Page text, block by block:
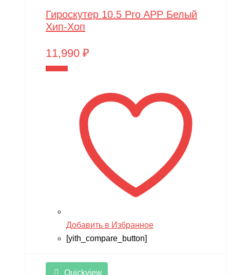
Гироскутер 10.5 Pro APP Белый
Хип-Хоп
11,990 ₽
Добавить в Избранное
[yith_compare_button]
Quickview